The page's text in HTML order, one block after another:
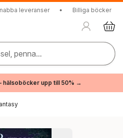
leveranser • Billiga böcker
penna...
hälsoböcker upp till 50% →